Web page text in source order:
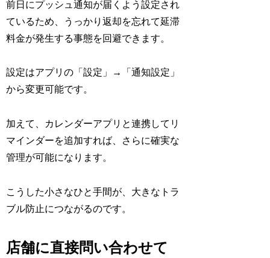
前日にプッシュ通知が届くよう設定され
ているため、うっかり返却を忘れて延滞
料金が発生する事態を回避できます。
設定はアプリの「設定」→「通知設定」
から変更可能です。
加えて、カレンダーアプリと連携してリ
マインダーを追加すれば、さらに確実な
管理が可能になります。
こうした小さなひと手間が、大きなトラ
ブル防止につながるのです。
店舗に直接問い合わせて